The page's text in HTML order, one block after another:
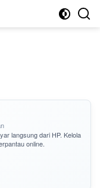
langsung dari HP. Kelola
online.